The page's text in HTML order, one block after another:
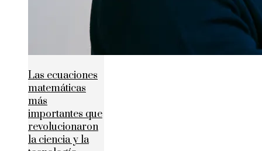
Las ecuaciones
matemáticas
más
importantes que
revolucionaron
la ciencia y la